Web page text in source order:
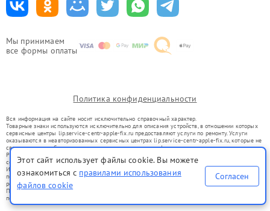
Мы принимаем
все формы оплаты
Политика конфиденциальности
Вся информация на сайте носит исключительно справочный характер.
Товарные знаки используются исключительно для описания устройств, в отношении которых
сервисные центры lip.service-centr-apple-fix.ru предоставляют услуги по ремонту. Услуги
оказываются в неавторизованных сервисных центрах lip.service-centr-apple-fix.ru, которые не
связаны с правообладателями товарных знаков или их официальными представителями.
Ремонт осуществляется для устройств, уже введенных в гражданский оборот в соответствии
со статьей 1487 ГК РФ.
Использование товарных знаков не преследует цели индивидуализации услуг или введения
потребителей в заблуждение, а служит для информирования о предоставляемых услугах по
ремонту техники указанных брендов.
Представленная на сайте информация не является публичной офертой, определяемой
положениями Статьи 437(2) Гражданского кодекса РФ
Этот сайт использует файлы cookie. Вы можете
ознакомиться с правилами использования
файлов cookie
Согласен